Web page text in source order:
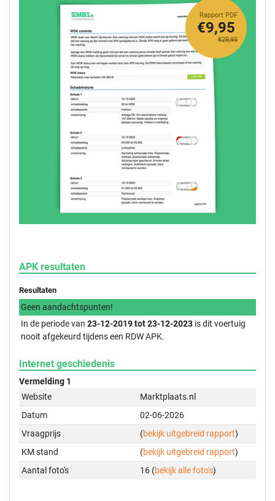
Rapport PDF
€29,95
€9,95
APK resultaten
Resultaten
Geen aandachtspunten!
In de periode van 23-12-2019 tot 23-12-2023 is dit voertuig
nooit afgekeurd tijdens een RDW APK.
Internet geschiedenis
Vermelding 1
Website
Marktplaats.nl
Datum
02-06-2026
Vraagprijs
(bekijk uitgebreid rapport)
KM stand
(bekijk uitgebreid rapport)
Aantal foto's
16 (bekijk alle foto's)